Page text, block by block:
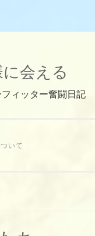
会える
ィッター奮闘日記
いて